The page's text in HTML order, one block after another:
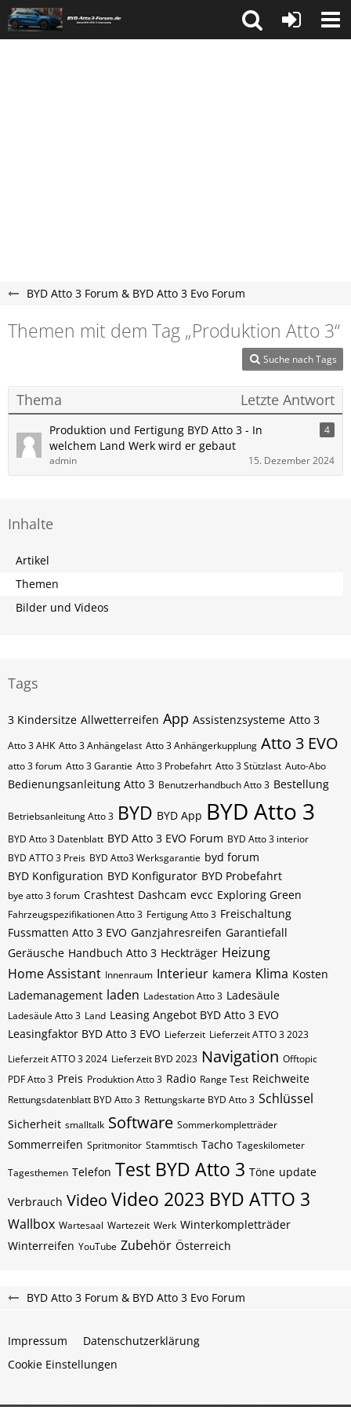
BYD Atto 3 Forum & BYD Atto 3 Evo Forum
Themen mit dem Tag „Produktion Atto 3“
Suche nach Tags
Thema Letzte Antwort
Produktion und Fertigung BYD Atto 3 - In
welchem Land Werk wird er gebaut
4
admin 15. Dezember 2024
Inhalte
Artikel
Themen
Bilder und Videos
Tags
3 Kindersitze Allwetterreifen App Assistenzsysteme Atto 3
Atto 3 AHK Atto 3 Anhängelast Atto 3 Anhängerkupplung Atto 3 EVO
atto 3 forum Atto 3 Garantie Atto 3 Probefahrt Atto 3 Stützlast Auto-Abo
Bedienungsanleitung Atto 3 Benutzerhandbuch Atto 3 Bestellung
Betriebsanleitung Atto 3 BYD BYD App BYD Atto 3
BYD Atto 3 Datenblatt BYD Atto 3 EVO Forum BYD Atto 3 interior
BYD ATTO 3 Preis BYD Atto3 Werksgarantie byd forum
BYD Konfiguration BYD Konfigurator BYD Probefahrt
bye atto 3 forum Crashtest Dashcam evcc Exploring Green
Fahrzeugspezifikationen Atto 3 Fertigung Atto 3 Freischaltung
Fussmatten Atto 3 EVO Ganzjahresreifen Garantiefall
Geräusche Handbuch Atto 3 Heckträger Heizung
Home Assistant Innenraum Interieur kamera Klima Kosten
Lademanagement laden Ladestation Atto 3 Ladesäule
Ladesäule Atto 3 Land Leasing Angebot BYD Atto 3 EVO
Leasingfaktor BYD Atto 3 EVO Lieferzeit Lieferzeit ATTO 3 2023
Lieferzeit ATTO 3 2024 Lieferzeit BYD 2023 Navigation Offtopic
PDF Atto 3 Preis Produktion Atto 3 Radio Range Test Reichweite
Rettungsdatenblatt BYD Atto 3 Rettungskarte BYD Atto 3 Schlüssel
Sicherheit smalltalk Software Sommerkompletträder
Sommerreifen Spritmonitor Stammtisch Tacho Tageskilometer
Tagesthemen Telefon Test BYD Atto 3 Töne update
Verbrauch Video Video 2023 BYD ATTO 3
Wallbox Wartesaal Wartezeit Werk Winterkompletträder
Winterreifen YouTube Zubehör Österreich
BYD Atto 3 Forum & BYD Atto 3 Evo Forum
Impressum
Datenschutzerklärung
Cookie Einstellungen